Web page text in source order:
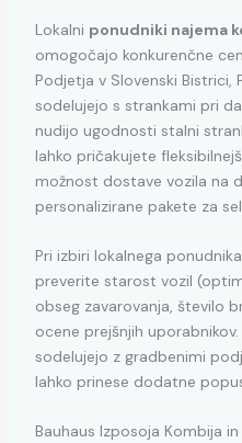
Lokalni ponudniki najema
omogočajo konkurenčne
Podjetja v Slovenski
sodelujejo s strankami pri
nudijo ugodnosti stalni
lahko pričakujete
možnost dostave vozila na
personalizirane pakete za
Pri izbiri lokalnega ponudnika
preverite starost vozil
obseg zavarovanja, število
ocene prejšnjih
sodelujejo z gradbenimi
lahko prinese dodatne
Bauhaus Izposoja Kombija in